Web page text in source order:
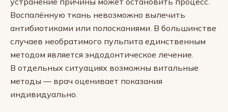
Воспалённую ткань невозможно вылечить
антибиотиками или полосканиями. В большинстве
случаев необратимого пульпита единственным
методом является эндодонтическое лечение.
В отдельных ситуациях возможны витальные
методы — врач оценивает показания
индивидуально.